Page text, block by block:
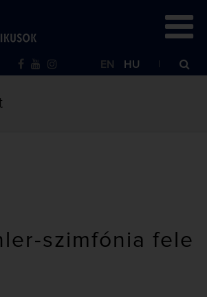
EN HU
szimfónia fele